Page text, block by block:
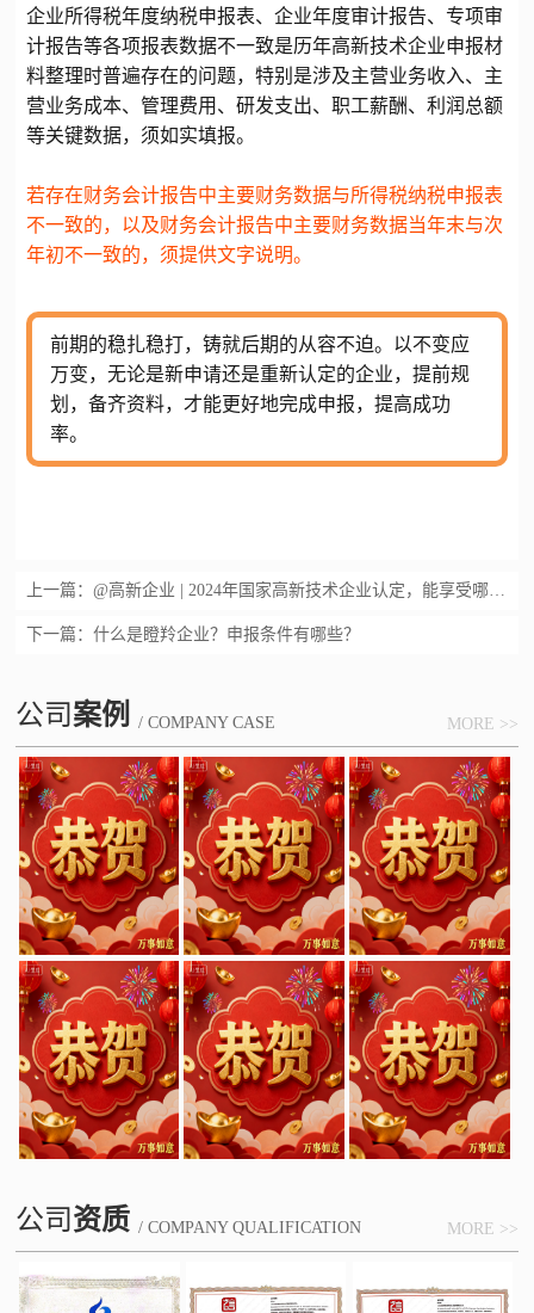
企业所得税年度纳税申报表、企业年度审计报告、专项审
计报告等各项报表数据不一致是历年高新技术企业申报材
料整理时普遍存在的问题，特别是涉及主营业务收入、主
营业务成本、管理费用、研发支出、职工薪酬、利润总额
等关键数据，须如实填报。
若存在财务会计报告中主要财务数据与所得税纳税申报表
不一致的，以及财务会计报告中主要财务数据当年末与次
年初不一致的，须提供文字说明。
前期的稳扎稳打，铸就后期的从容不迫。以不变应
万变，无论是新申请还是重新认定的企业，提前规
划，备齐资料，才能更好地完成申报，提高成功
率。
上一篇： @高新企业 | 2024年国家高新技术企业认定，能享受哪些好处？
下一篇： 什么是瞪羚企业？申报条件有哪些？
公司案例 / COMPANY CASE MORE >>
公司资质 / COMPANY QUALIFICATION MORE >>